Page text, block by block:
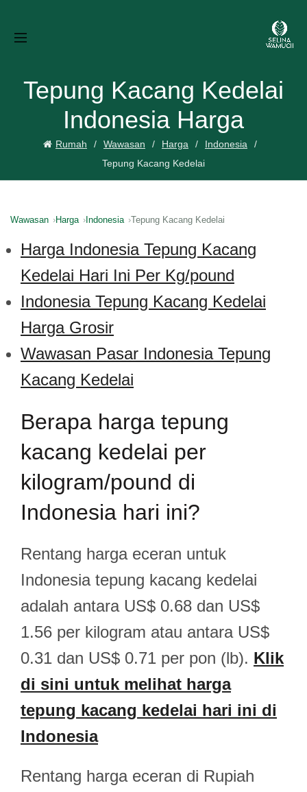
Tepung Kacang Kedelai
Indonesia Harga
Rumah Wawasan Harga
Indonesia
Tepung Kacang Kedelai
Wawasan Harga Indonesia Tepung Kacang Kedelai
Harga Indonesia Tepung Kacang
Kedelai Hari Ini Per Kg/pound
Indonesia Tepung Kacang Kedelai
Harga Grosir
Wawasan Pasar Indonesia Tepung
Kacang Kedelai
Berapa harga tepung
kacang kedelai per
kilogram/pound di
Indonesia hari ini?
Rentang harga eceran untuk
Indonesia tepung kacang kedelai
adalah antara US$ 0.68 dan US$
1.56 per kilogram atau antara US$
0.31 dan US$ 0.71 per pon (lb). Klik
di sini untuk melihat harga
tepung kacang kedelai hari ini di
Indonesia
Rentang harga eceran di Rupiah